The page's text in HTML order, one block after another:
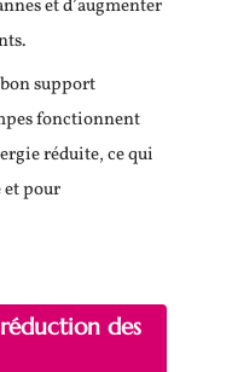
et d’augmenter
support
fonctionnent
réduite, ce qui
et pour
des